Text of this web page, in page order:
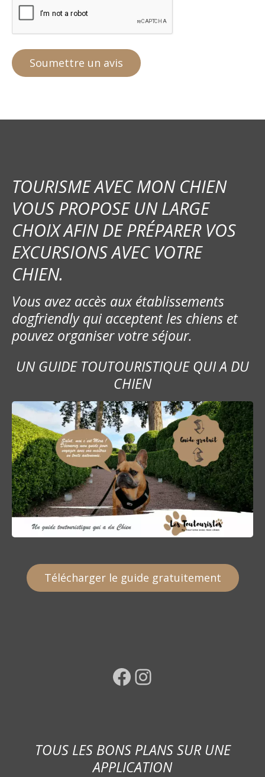
TOURISME AVEC MON CHIEN
VOUS PROPOSE UN LARGE
CHOIX AFIN DE PRÉPARER VOS
EXCURSIONS AVEC VOTRE
CHIEN.
Vous avez accès aux établissements
dogfriendly qui acceptent les chiens et
pouvez organiser votre séjour.
UN GUIDE TOUTOURISTIQUE QUI A DU
CHIEN
Télécharger le guide gratuitement
Facebook Instagram
TOUS LES BONS PLANS SUR UNE
APPLICATION